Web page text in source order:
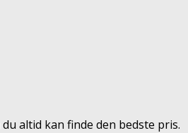
altid kan finde den bedste pris.